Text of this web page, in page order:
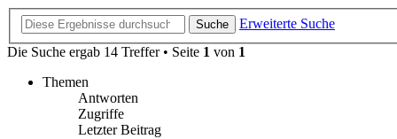
Suche
Erweiterte Suche
Die Suche ergab 14 Treffer • Seite 1 von 1
Themen
Antworten
Zugriffe
Letzter Beitrag